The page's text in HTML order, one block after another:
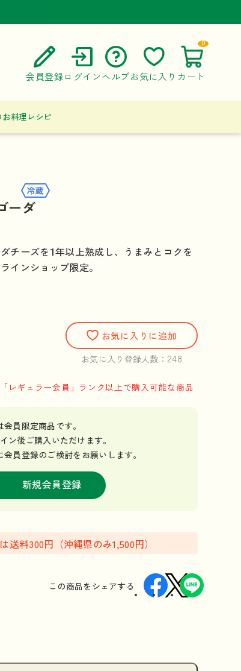
会員登録 ログイン ヘルプ
ご利用ガイド
お問い合わせ
お気に入り カート
0
お料理レシピ
ーダ
チーズを1年以上熟成し、うまみとコクを
インショップ限定。
お気に入りに追加
お気に入り登録人数： 248
レギュラー会員」ランク以上で購入可能な商品
会員限定商品です。
ン後ご購入いただけます。
会員登録のご検討をお願いします。
新規会員登録
送料300円（沖縄県のみ1,500円）
この商品を シェアする